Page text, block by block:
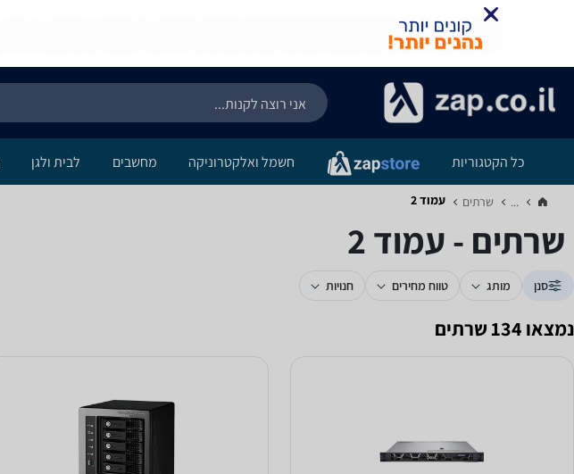
כל הקטגוריות חשמל ואלקטרוניקה מחשבים לבית ולגן
... שרתים‏ עמוד 2
שרתים - עמוד 2
סנן מותג טווח מחירים חנויות
נמצאו 134 שרתים